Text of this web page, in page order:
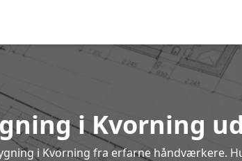
i Kvorning
i Kvorning fra erfarne håndværkere.